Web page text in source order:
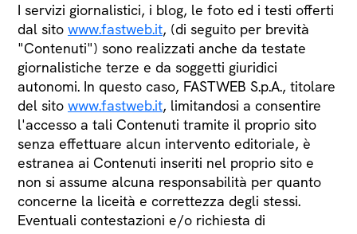
I servizi giornalistici, i blog, le foto ed i testi offerti
dal sito www.fastweb.it, (di seguito per brevità
"Contenuti") sono realizzati anche da testate
giornalistiche terze e da soggetti giuridici
autonomi. In questo caso, FASTWEB S.p.A., titolare
del sito www.fastweb.it, limitandosi a consentire
l'accesso a tali Contenuti tramite il proprio sito
senza effettuare alcun intervento editoriale, è
estranea ai Contenuti inseriti nel proprio sito e
non si assume alcuna responsabilità per quanto
concerne la liceità e correttezza degli stessi.
Eventuali contestazioni e/o richiesta di